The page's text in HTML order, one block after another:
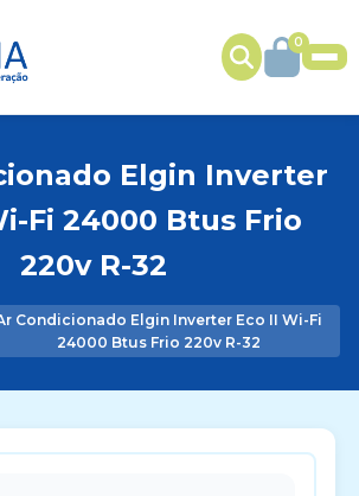
0
Elgin Inverter
Fi 24000 Btus Frio
220v R-32
Condicionado Elgin Inverter Eco II Wi-Fi
24000 Btus Frio 220v R-32